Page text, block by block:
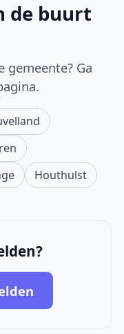
de buurt
gemeente? Ga
Houthulst